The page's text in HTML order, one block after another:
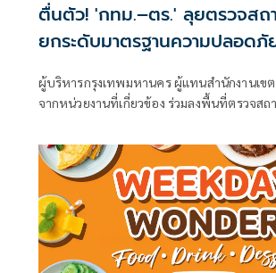
ตื่นตัว! 'กทม.–ตร.' ลุยตรวจสถ
ยกระดับมาตรฐานความปลอด
ผู้บริหารกรุงเทพมหานคร ผู้แทนสำนักงานเข
จากหน่วยงานที่เกี่ยวข้อง ร่วมลงพื้นที่ตรวจสถ
ปลอดภัย